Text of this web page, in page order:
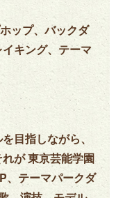
ップ、バックダ
キング、テーマ
目指しながら、
が 東京芸能学園
、テーマパークダ